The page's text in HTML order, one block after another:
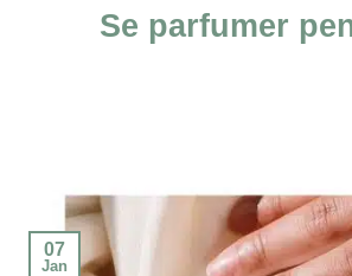
Se parfumer
07
Jan